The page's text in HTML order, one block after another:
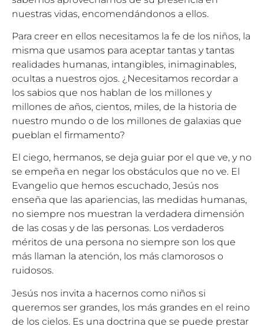
nuestras vidas, encomendándonos a ellos.
Para creer en ellos necesitamos la fe de los niños, la
misma que usamos para aceptar tantas y tantas
realidades humanas, intangibles, inimaginables,
ocultas a nuestros ojos. ¿Necesitamos recordar a
los sabios que nos hablan de los millones y
millones de años, cientos, miles, de la historia de
nuestro mundo o de los millones de galaxias que
pueblan el firmamento?
El ciego, hermanos, se deja guiar por el que ve, y no
se empeña en negar los obstáculos que no ve. El
Evangelio que hemos escuchado, Jesús nos
enseña que las apariencias, las medidas humanas,
no siempre nos muestran la verdadera dimensión
de las cosas y de las personas. Los verdaderos
méritos de una persona no siempre son los que
más llaman la atención, los más clamorosos o
ruidosos.
Jesús nos invita a hacernos como niños si
queremos ser grandes, los más grandes en el reino
de los cielos. Es una doctrina que se puede prestar